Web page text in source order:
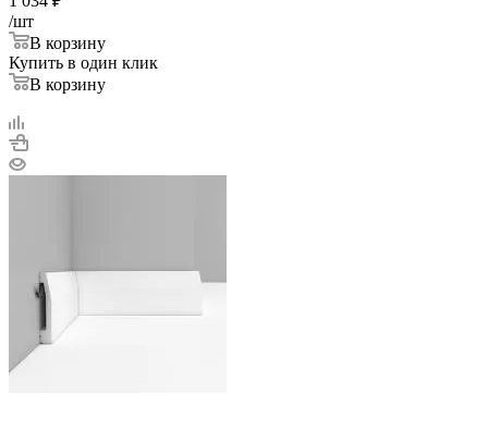
/шт
В корзину
Купить в один клик
В корзину